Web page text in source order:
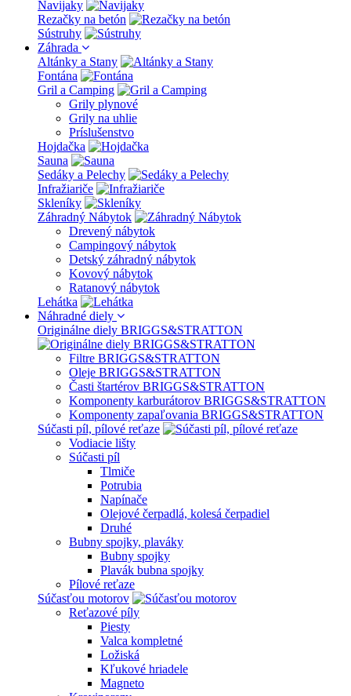
Navijaky
Rezačky na betón
Sústruhy
Záhrada
Altánky a Stany
Fontána
Gril a Camping
Grily plynové
Grily na uhlie
Príslušenstvo
Hojdačka
Sauna
Sedáky a Pelechy
Infražiariče
Skleníky
Záhradný Nábytok
Drevený nábytok
Campingový nábytok
Detský záhradný nábytok
Kovový nábytok
Ratanový nábytok
Lehátka
Náhradné diely
Originálne diely BRIGGS&STRATTON
Filtre BRIGGS&STRATTON
Oleje BRIGGS&STRATTON
Časti štartérov BRIGGS&STRATTON
Komponenty karburátorov BRIGGS&STRATTON
Komponenty zapaľovania BRIGGS&STRATTON
Súčasti píl, pílové reťaze
Vodiacie lišty
Súčasti píl
Tlmiče
Potrubia
Napínače
Olejové čerpadlá, kolesá čerpadiel
Druhé
Bubny spojky, plaváky
Bubny spojky
Plavák bubna spojky
Pílové reťaze
Súčasťou motorov
Reťazové píly
Piesty
Valca kompletné
Ložiská
Kľukové hriadele
Magneto